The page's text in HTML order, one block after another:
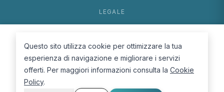
LEGALE
Cookie Policy
Questo sito utilizza cookie per ottimizzare la tua
esperienza di navigazione e migliorare i servizi
offerti. Per maggiori informazioni consulta la Cookie
Policy.